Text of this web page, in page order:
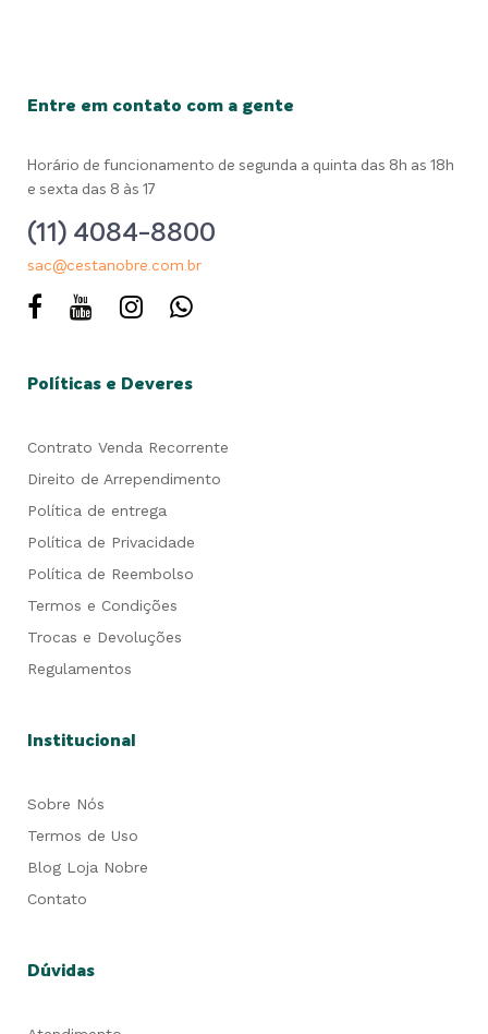
Entre em contato com a gente
Horário de funcionamento de segunda a quinta das 8h as 18h
e sexta das 8 às 17
(11) 4084-8800
sac@cestanobre.com.br
Políticas e Deveres
Contrato Venda Recorrente
Direito de Arrependimento
Política de entrega
Política de Privacidade
Política de Reembolso
Termos e Condições
Trocas e Devoluções
Regulamentos
Institucional
Sobre Nós
Termos de Uso
Blog Loja Nobre
Contato
Dúvidas